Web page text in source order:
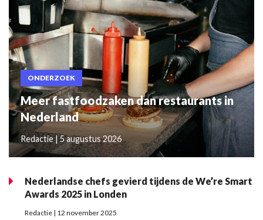
ONDERZOEK
Meer fastfoodzaken dan restaurants in
Nederland
Redactie | 5 augustus 2026
Nederlandse chefs gevierd tijdens de We’re Smart
Awards 2025 in Londen
Redactie | 12 november 2025